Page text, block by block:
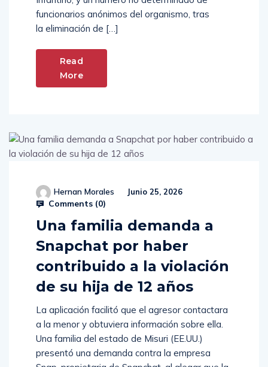
funcionarios anónimos del organismo, tras
la eliminación de […]
Read
More
Hernan Morales Junio 25, 2026
Comments (0)
Una familia demanda a
Snapchat por haber
contribuido a la violación
de su hija de 12 años
La aplicación facilitó que el agresor contactara
a la menor y obtuviera información sobre ella.
Una familia del estado de Misuri (EE.UU.)
presentó una demanda contra la empresa